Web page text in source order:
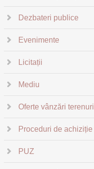
Dezbateri publice
Evenimente
Licitații
Mediu
Oferte vânzări terenuri
Proceduri de achiziție
PUZ